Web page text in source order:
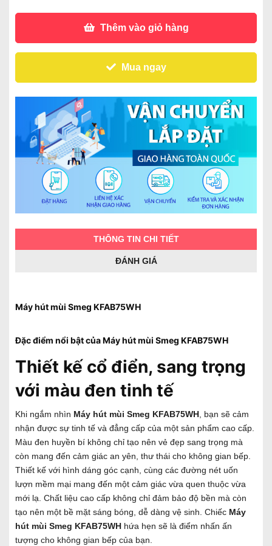
Thêm vào giỏ hàng
Mua ngay
THÔNG TIN CHI TIẾT
ĐÁNH GIÁ
Máy hút mùi Smeg KFAB75WH
Đặc điểm nổi bật của Máy hút mùi Smeg KFAB75WH
Thiết kế cổ điển, sang trọng
với màu đen tinh tế
Khi ngắm nhìn Máy hút mùi Smeg KFAB75WH , bạn sẽ cảm
nhận được sự tinh tế và đẳng cấp của một sản phẩm cao cấp.
Màu đen huyền bí không chỉ tạo nên vẻ đẹp sang trọng mà
còn mang đến cảm giác an yên, thư thái cho không gian bếp.
Thiết kế với hình dáng góc cạnh, cùng các đường nét uốn
lượn mềm mại mang đến một cảm giác vừa quen thuộc vừa
mới lạ. Chất liệu cao cấp không chỉ đảm bảo độ bền mà còn
tạo nên một bề mặt sáng bóng, dễ dàng vệ sinh. Chiếc Máy
hút mùi Smeg KFAB75WH hứa hẹn sẽ là điểm nhấn ấn
tượng cho không gian bếp của bạn.